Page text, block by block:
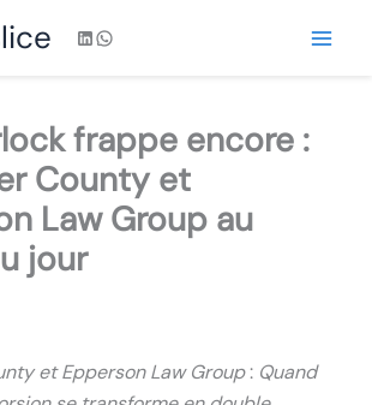
LinkedIn
WhatsApp
frappe encore :
County et
Law Group au
jour
et Epperson Law Group: Quand